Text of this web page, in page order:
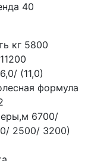
40
кг 5800
(11,0)
формула
6700/
2500/ 3200)